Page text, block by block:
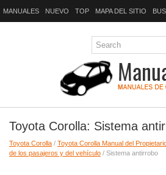
MANUALES NUEVO TOP MAPA DEL SITIO
Toyota Corolla: Sistema
Toyota Corolla / Toyota Corolla Manual del
de los pasajeros y del vehículo / Sistema antirrobo